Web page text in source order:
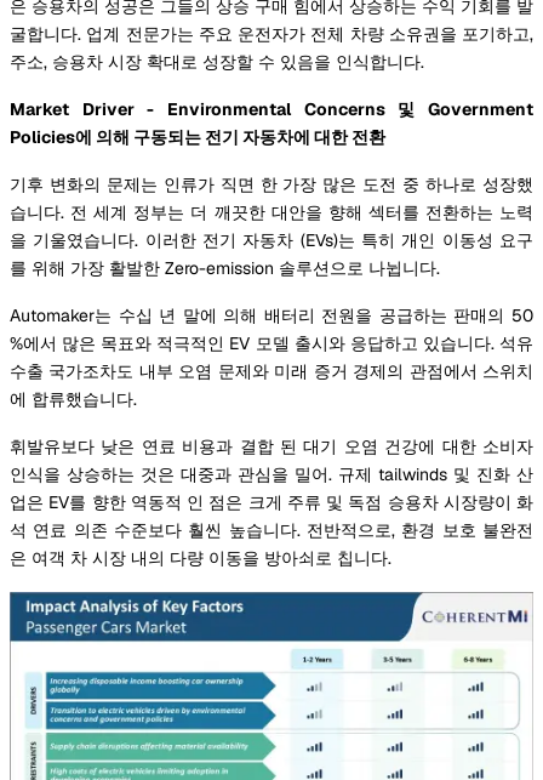
은 승용차의 성공은 그들의 상승 구매 힘에서 상승하는 수익 기회를 발
굴합니다. 업계 전문가는 주요 운전자가 전체 차량 소유권을 포기하고,
주소, 승용차 시장 확대로 성장할 수 있음을 인식합니다.
Market Driver - Environmental Concerns 및 Government
Policies에 의해 구동되는 전기 자동차에 대한 전환
기후 변화의 문제는 인류가 직면 한 가장 많은 도전 중 하나로 성장했
습니다. 전 세계 정부는 더 깨끗한 대안을 향해 섹터를 전환하는 노력
을 기울였습니다. 이러한 전기 자동차 (EVs)는 특히 개인 이동성 요구
를 위해 가장 활발한 Zero-emission 솔루션으로 나뉩니다.
Automaker는 수십 년 말에 의해 배터리 전원을 공급하는 판매의 50
%에서 많은 목표와 적극적인 EV 모델 출시와 응답하고 있습니다. 석유
수출 국가조차도 내부 오염 문제와 미래 증거 경제의 관점에서 스위치
에 합류했습니다.
휘발유보다 낮은 연료 비용과 결합 된 대기 오염 건강에 대한 소비자
인식을 상승하는 것은 대중과 관심을 밀어. 규제 tailwinds 및 진화 산
업은 EV를 향한 역동적 인 점은 크게 주류 및 독점 승용차 시장량이 화
석 연료 의존 수준보다 훨씬 높습니다. 전반적으로, 환경 보호 불완전
은 여객 차 시장 내의 다량 이동을 방아쇠로 칩니다.